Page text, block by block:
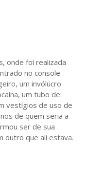
onde foi realizada
no console
um invólucro
um tubo de
vestígios de uso de
de quem seria a
ser de sua
outro que ali estava.